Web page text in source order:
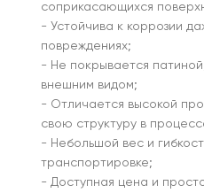
соприкасающихся
- Устойчива к коррозии
повреждениях;
- Не покрывается
внешним видом;
- Отличается высокой
свою структуру в
- Небольшой вес и
транспортировке;
- Доступная цена и